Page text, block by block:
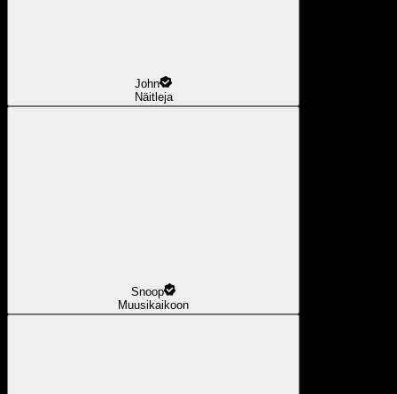
John
Näitleja
Snoop
Muusikaikoon